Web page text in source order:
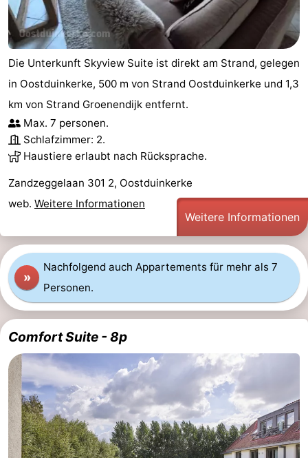
Die Unterkunft Skyview Suite ist direkt am Strand, gelegen
in Oostduinkerke, 500 m von Strand Oostduinkerke und 1,3
km von Strand Groenendijk entfernt.
Max. 7 personen.
Schlafzimmer: 2.
Haustiere erlaubt nach Rücksprache.
Zandzeggelaan 301 2, Oostduinkerke
web. Weitere Informationen
Weitere Informationen
»
Nachfolgend auch Appartements für mehr als 7
Personen.
Comfort Suite - 8p